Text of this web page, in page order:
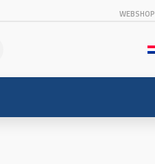
WEBSHOP